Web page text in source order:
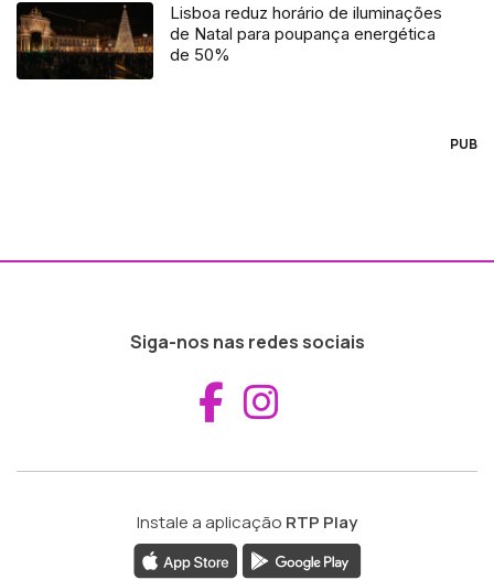
Lisboa reduz horário de iluminações
de Natal para poupança energética
de 50%
PUB
Siga-nos nas redes sociais
Aceder ao
Instale a aplicação RTP Play